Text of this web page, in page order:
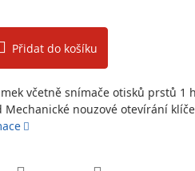
Přidat do košíku
včetně snímače otisků prstů 1
Mechanické nouzové otevírání